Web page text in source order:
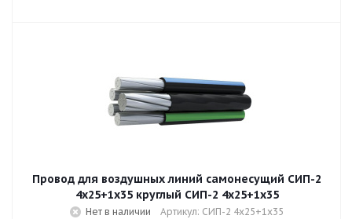
Провод для воздушных линий самонесущий СИП-2
4х25+1х35 круглый СИП-2 4х25+1х35
Нет в наличии Артикул: СИП-2 4х25+1х35